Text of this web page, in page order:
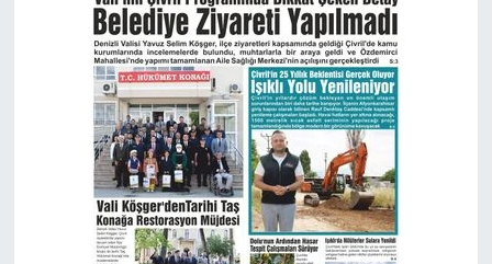
SPOR
TEKNOLOJİ
YAŞAM